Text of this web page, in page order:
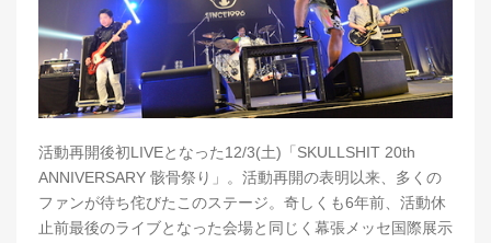
活動再開後初LIVEとなった12/3(土)「SKULLSHIT 20th
ANNIVERSARY 骸骨祭り」。活動再開の表明以来、多くの
ファンが待ち侘びたこのステージ。奇しくも6年前、活動休
止前最後のライブとなった会場と同じく幕張メッセ国際展示